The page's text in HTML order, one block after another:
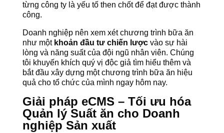
từng công ty là yếu tố then chốt để đạt được thành
công.
Doanh nghiệp nên xem xét chương trình bữa ăn
như một khoản đầu tư chiến lượcvào sự hài
lòng và năng suất của đội ngũ nhân viên. Chúng
tôi khuyến khích quý vị độc giả tìm hiểu thêm và
bắt đầu xây dựng một chương trình bữa ăn hiệu
quả cho tổ chức của mình ngay hôm nay.
Giải pháp eCMS – Tối ưu hóa
Quản lý Suất ăn cho Doanh
nghiệp Sản xuất